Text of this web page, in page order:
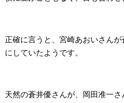
正確に言うと、宮崎あおいさんが
にしていたようです。
天然の蒼井優さんが、岡田准一